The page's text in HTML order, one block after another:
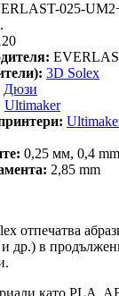
025-
3D Solex
Дюзи
Ultimaker
0,25 мм, 0,4
2,85 mm
отпечатва
и др.) в
като PLA,